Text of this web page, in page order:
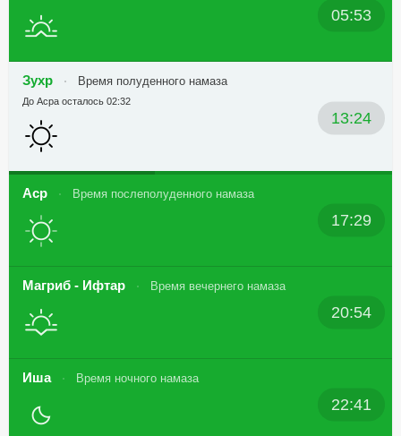
05:53
Зухр Время полуденного намаза
13:24
До Асра осталось 02:32
Аср Время послеполуденного намаза
17:29
Магриб - Ифтар Время вечернего намаза
20:54
Иша Время ночного намаза
22:41